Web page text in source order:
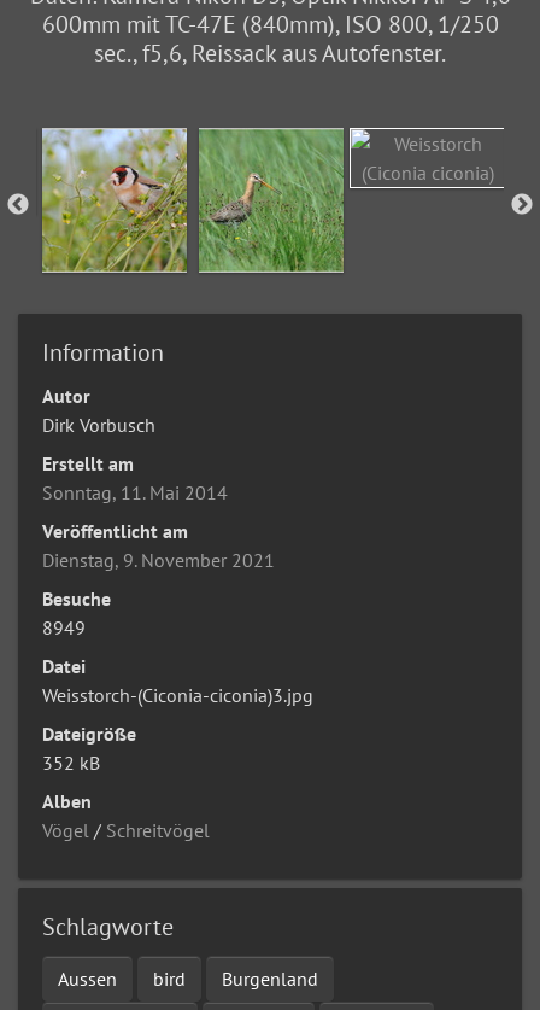
600mm mit TC-47E (840mm), ISO 800, 1/250
sec., f5,6, Reissack aus Autofenster.
Information
Autor
Dirk Vorbusch
Erstellt am
Sonntag, 11. Mai 2014
Veröffentlicht am
Dienstag, 9. November 2021
Besuche
8949
Datei
Weisstorch-(Ciconia-ciconia)3.jpg
Dateigröße
352 kB
Alben
Vögel / Schreitvögel
Schlagworte
Aussen bird
Burgenland